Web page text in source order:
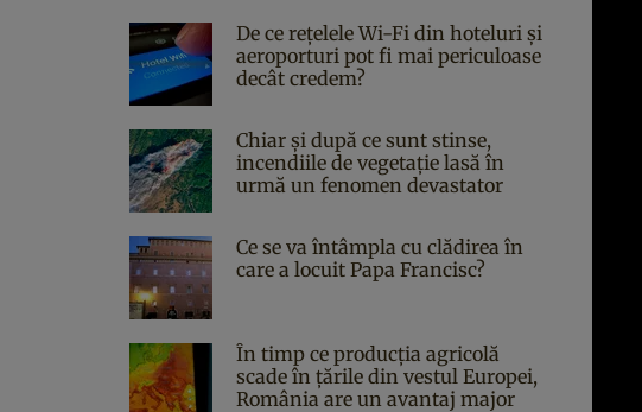
De ce rețelele Wi-Fi din hoteluri și
aeroporturi pot fi mai periculoase
decât credem?
Chiar și după ce sunt stinse,
incendiile de vegetație lasă în
urmă un fenomen devastator
Ce se va întâmpla cu clădirea în
care a locuit Papa Francisc?
În timp ce producția agricolă
scade în țările din vestul Europei,
România are un avantaj major